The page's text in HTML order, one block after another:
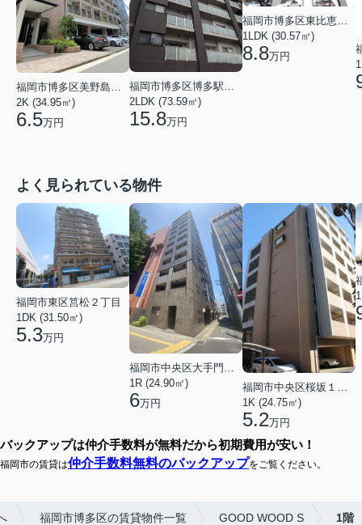
2K (34.95㎡)
6.5万円
福岡市博多区博多駅南２丁目
2LDK (73.59㎡)
15.8万円
1LDK (30.57㎡)
8.8万円
よく見られている物件
福岡市東区筥松２丁目
1DK (31.50㎡)
5.3万円
福岡市中央区大手門３丁目
1R (24.90㎡)
6万円
1K (24.75㎡)
5.2万円
バックアップは仲介手数料が無料だから初期費用が安い！
福岡市の賃貸は仲介手数料無料のバックアップをご覧ください。
福岡市博多区の賃貸物件一覧 GOOD WOOD S 1階